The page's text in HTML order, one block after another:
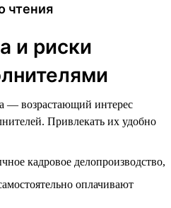
чтения
и риски
— возрастающий интерес
Привлекать их удобно
кадровое делопроизводство,
оплачивают